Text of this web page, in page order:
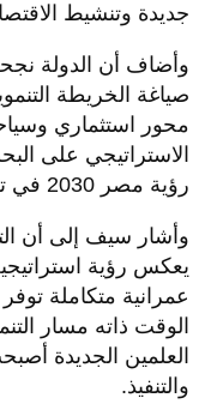
جديدة وتنشيط
وأضاف أن الدولة
صياغة الخريطة
محور استثماري
الاستراتيجي على
رؤية مصر 2030 في تحقيق تنمية مستدامة ومتوازنة.
وأشار سيف إلى أن
يعكس رؤية
عمرانية متكاملة
الوقت ذاته مسار
العلمين الجديدة
والتنفيذ.